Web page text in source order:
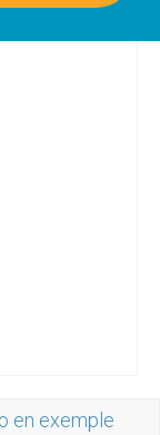
en exemple